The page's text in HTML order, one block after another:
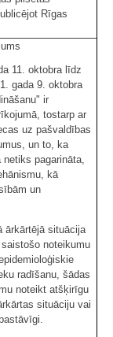
Rīgas
11. oktobra līdz
gada 9. oktobra
ir
tostarp ar
uz pašvaldības
un to, ka
pagarināta,
kā
un
ārkārtējā situācija
noteikumu
radīšanu, šādas
noteikt atšķirīgu
situāciju vai